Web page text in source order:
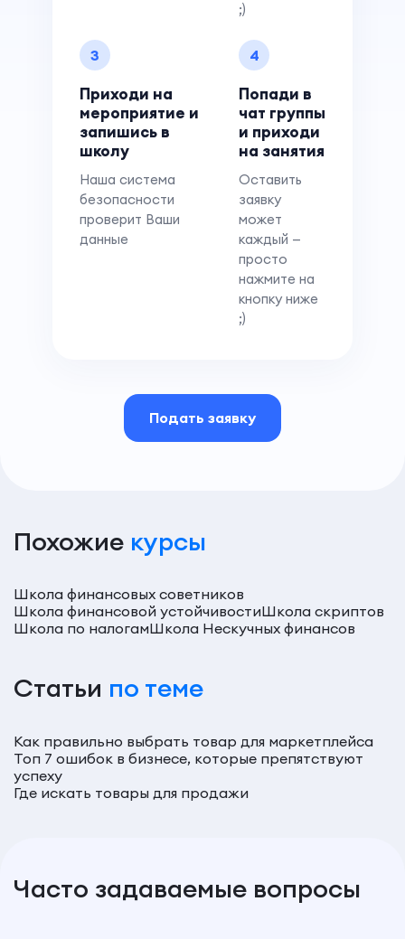
;)
3
Приходи на
мероприятие и
запишись в
школу
Наша система
безопасности
проверит Ваши
данные
4
Попади в
чат группы
и приходи
на занятия
Оставить
заявку
может
каждый —
просто
нажмите на
кнопку ниже
;)
Подать заявку
Похожие курсы
Школа финансовых советников
Школа финансовой устойчивостиШкола скриптов
Школа по налогамШкола Нескучных финансов
Статьи по теме
Как правильно выбрать товар для маркетплейса
Топ 7 ошибок в бизнесе, которые препятствуют
успеху
Где искать товары для продажи
Часто задаваемые вопросы